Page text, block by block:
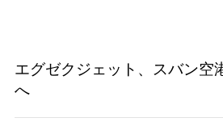
エグゼクジェット、スバン空
へ